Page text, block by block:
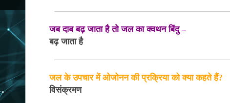
जब दाब बढ़ जाता है तो जल का क्वथन बिंदु –
बढ़ जाता है
जल के उपचार में ओजोनन की प्रक्रिया को क्या कहते हैं?
विसंक्रमण